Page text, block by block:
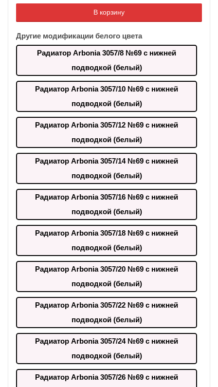
В корзину
Другие модификации белого цвета
Радиатор Arbonia 3057/8 №69 с нижней
подводкой (белый)
Радиатор Arbonia 3057/10 №69 с нижней
подводкой (белый)
Радиатор Arbonia 3057/12 №69 с нижней
подводкой (белый)
Радиатор Arbonia 3057/14 №69 с нижней
подводкой (белый)
Радиатор Arbonia 3057/16 №69 с нижней
подводкой (белый)
Радиатор Arbonia 3057/18 №69 с нижней
подводкой (белый)
Радиатор Arbonia 3057/20 №69 с нижней
подводкой (белый)
Радиатор Arbonia 3057/22 №69 с нижней
подводкой (белый)
Радиатор Arbonia 3057/24 №69 с нижней
подводкой (белый)
Радиатор Arbonia 3057/26 №69 с нижней